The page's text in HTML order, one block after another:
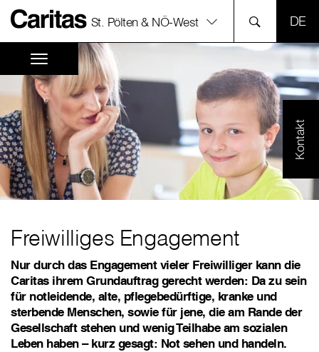
St. Pölten & NÖ-West
Kontakt
Freiwilliges Engagement
Nur durch das Engagement vieler Freiwilliger kann die
Caritas ihrem Grundauftrag gerecht werden: Da zu sein
für notleidende, alte, pflegebedürftige, kranke und
sterbende Menschen, sowie für jene, die am Rande der
Gesellschaft stehen und wenig Teilhabe am sozialen
Leben haben – kurz gesagt: Not sehen und handeln.